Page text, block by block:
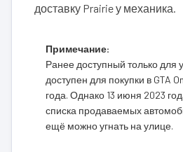
доставку Prairie у механика.
Примечание:
Ранее доступный только для
доступен для покупки в GTA
года. Однако 13 июня 2023
списка продаваемых
ещё можно угнать на улице.